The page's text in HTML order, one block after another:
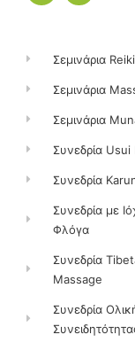
m
Σεμινάρια Reiki
Σεμινάρια
Σεμινάρια
Συνεδρία Usui
Συνεδρία
Συνεδρία με
Φλόγα
Συνεδρία
Massage
Συνεδρία